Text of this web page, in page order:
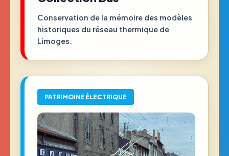
Conservation de la mémoire des modèles
historiques du réseau thermique de
Limoges.
PATRIMOINE ÉLECTRIQUE